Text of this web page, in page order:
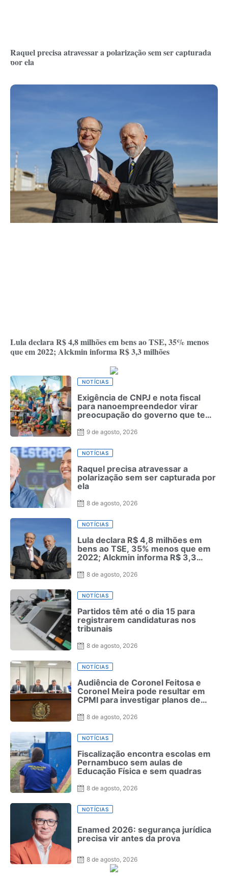
Raquel precisa atravessar a polarização sem ser capturada
por ela
Lula declara R$ 4,8 milhões em bens ao TSE, 35% menos
que em 2022; Alckmin informa R$ 3,3 milhões
NOTÍCIAS
Exigência de CNPJ e nota fiscal
para nanoempreendedor virar
preocupação do governo que teme
9 de agosto, 2026
NOTÍCIAS
Raquel precisa atravessar a
polarização sem ser capturada por
ela
8 de agosto, 2026
NOTÍCIAS
Lula declara R$ 4,8 milhões em
bens ao TSE, 35% menos que em
2022; Alckmin informa R$ 3,3
8 de agosto, 2026
NOTÍCIAS
Partidos têm até o dia 15 para
registrarem candidaturas nos
tribunais
8 de agosto, 2026
NOTÍCIAS
Audiência de Coronel Feitosa e
Coronel Meira pode resultar em
CPMI para investigar planos de
8 de agosto, 2026
NOTÍCIAS
Fiscalização encontra escolas em
Pernambuco sem aulas de
Educação Física e sem quadras
8 de agosto, 2026
NOTÍCIAS
Enamed 2026: segurança jurídica
precisa vir antes da prova
8 de agosto, 2026